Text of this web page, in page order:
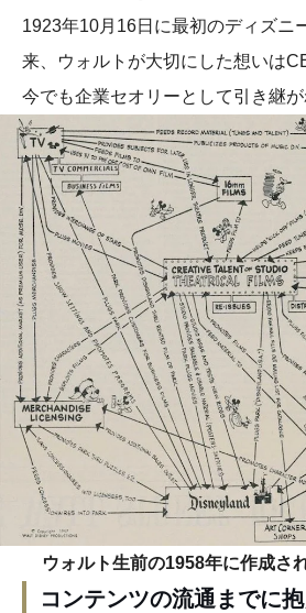
1923年10月16日に最初のディズニ
来、ウォルトが大切にした想いは
今でも企業セオリーとして引き継が
ウォルト生前の1958年に作成さ
コンテンツの流通までに